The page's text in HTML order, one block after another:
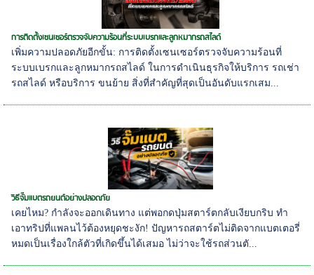
การติดตั้งเซนเซอร์ตรวจจับความร้อนที่ระบบเบรกและลูกหมากรถสไลด์
เพิ่มความปลอดภัยอีกขั้น: การติดตั้งเซนเซอร์ตรวจจับความร้อนที่
ระบบเบรกและลูกหมากรถสไลด์ ในการดำเนินธุรกิจให้บริการ รถเช่า
รถสไลด์ หรือบริการ ขนย้าย สิ่งที่สำคัญที่สุดเป็นอันดับแรกเสม...
วิธีจั๊มแบตรถยนต์อย่างปลอดภัย
เคยไหม? กำลังจะออกเดินทาง แต่พอกดปุ่มสตาร์ตกลับเงียบกริบ ทำ
เอาทริปที่แพลนไว้ต้องหยุดชะงัก! ปัญหารถสตาร์ตไม่ติดจากแบตเตอรี่
หมดเป็นเรื่องใกล้ตัวที่เกิดขึ้นได้เสมอ ไม่ว่าจะใช้รถส่วนตั...